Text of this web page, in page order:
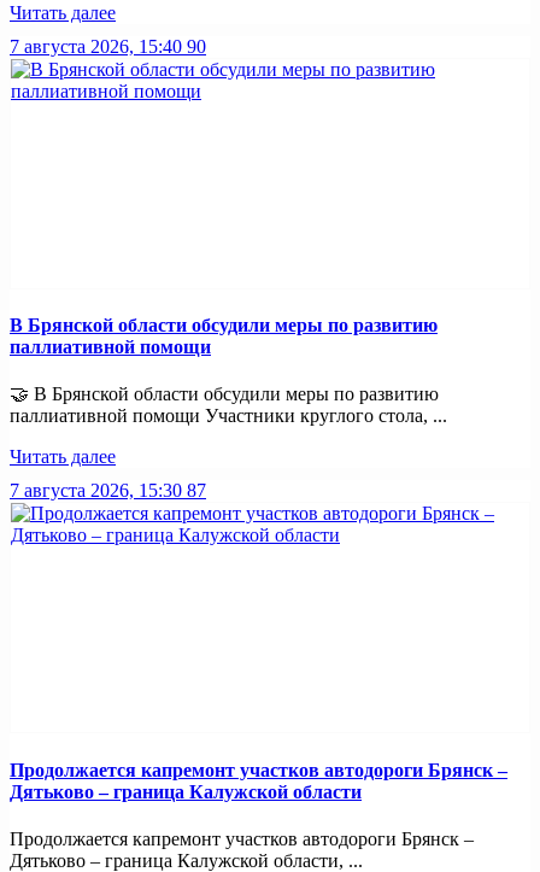
Читать далее
7 августа 2026, 15:40 90
В Брянской области обсудили меры по развитию
паллиативной помощи
🤝 В Брянской области обсудили меры по развитию
паллиативной помощи Участники круглого стола, ...
Читать далее
7 августа 2026, 15:30 87
Продолжается капремонт участков автодороги Брянск –
Дятьково – граница Калужской области
Продолжается капремонт участков автодороги Брянск –
Дятьково – граница Калужской области, ...